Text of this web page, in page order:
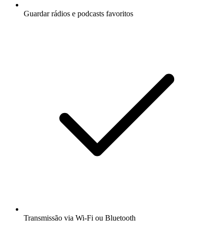
Guardar rádios e podcasts favoritos
Transmissão via Wi-Fi ou Bluetooth